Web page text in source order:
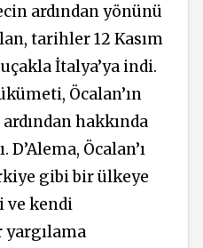
ardından yönünü
tarihler 12 Kasım
İtalya’ya indi.
Öcalan’ın
hakkında
Öcalan’ı
gibi bir ülkeye
ve kendi
yargılama